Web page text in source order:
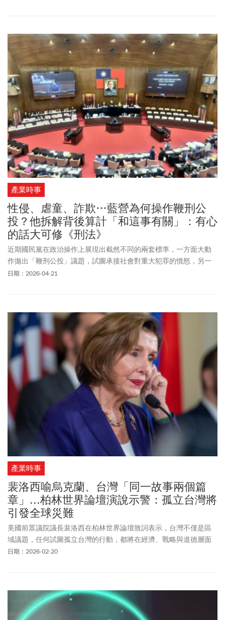
產業時事
性侵、虐童、詐欺…藍營為何操作鞭刑公
投？他拆解背後算計「和這事有關」：有心
的話大可修《刑法》
近期國民黨在政治操作上展現出截然不同的兩套標準，一方面大動
作拋出「鞭刑公投」議題，試圖承接社會對重大犯罪的憤怒，另一
方面，卻在攸關國家安全的立法院國防軍購專案報告中集體缺席，
日期：2026-04-21
產業時事
裴洛西喻烏克蘭、台灣「同一故事兩個篇
章」...柏林世界論壇演說示警：孤立台灣將
引發全球災難
美國前眾議院議長裴洛西在柏林世界論壇致詞表示，台灣不僅是區
域議題，任何試圖孤立台灣的行動，都將在經濟、戰略與道德層面
引發「全球性災難」，呼籲民主國家採取行動，共同嚇阻威權擴
日期：2026-02-20